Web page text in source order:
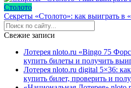
Столото
Секреты «Столото»: как выиграть в
Свежие записи
Лотерея nloto.ru «Bingo 75
купить билеты и получить
Лотерея nloto.ru digital 5×36:
купить билет, проверить и